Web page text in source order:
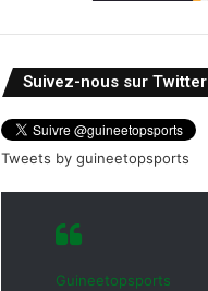
Suivez-nous sur Twitter
Tweets by guineetopsports
Guineetopsports